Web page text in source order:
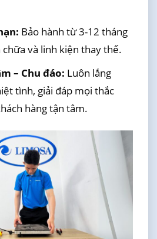
Bảo hành từ 3-12 tháng
chữa và linh kiện thay thế.
– Chu đáo: Luôn lắng
tình, giải đáp mọi thắc
hàng tận tâm.